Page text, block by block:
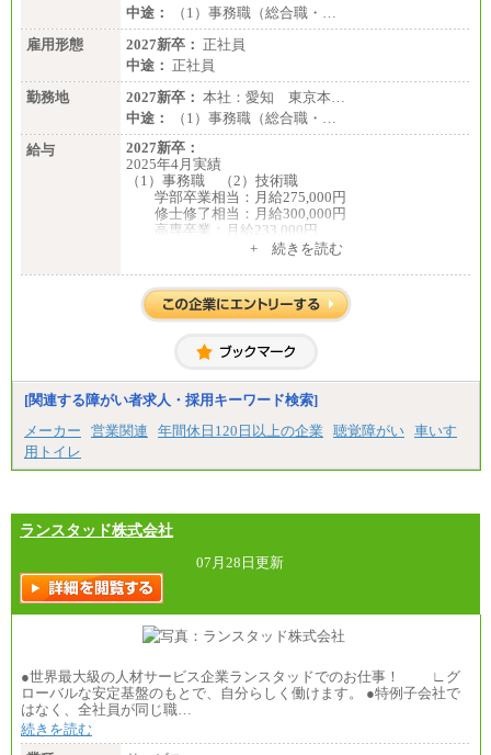
中途：
（1）事務職（総合職・…
雇用形態
2027新卒： 正社員
中途： 正社員
勤務地
2027新卒： 本社：愛知 東京本…
中途：
（1）事務職（総合職・…
給与
2027新卒：
2025年4月実績
（1）事務職 （2）技術職
学部卒業相当：月給275,000円
修士修了相当：月給300,000円
高専卒業：月給233,000円
大学院修了・大学卒業：月給21万円
短期大学・専門学校（2年制）卒業：月給20万円
慮して給与を決定いたします
※試用期間中も給与に変更はございません
中途：
（1）事務職（総合職・正社員） （2）技術職（総
合職・正社員）
月給 208,000円以上
基本給
月給 182,400円以上
+ 続きを読む
[関連する障がい者求人・採用キーワード検索]
メーカー
営業関連 年間休日120日以上の企業 聴覚障がい 車いす
用トイレ
ランスタッド株式会社
07月28日更新
●世界最大級の人材サービス企業ランスタッドでのお仕事！ ∟グ
ローバルな安定基盤のもとで、自分らしく働けます。 ●特例子会社で
はなく、全社員が同じ職…
続きを読む